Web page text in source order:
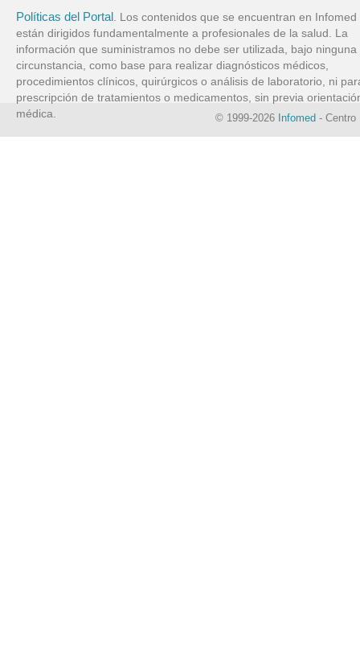
Políticas del Portal. Los contenidos que se encuentran en Infomed
están dirigidos fundamentalmente a profesionales de la salud. La
información que suministramos no debe ser utilizada, bajo ninguna
circunstancia, como base para realizar diagnósticos médicos,
procedimientos clínicos, quirúrgicos o análisis de laboratorio, ni
prescripción de tratamientos o medicamentos, sin previa
médica.
© 1999-2026 Infomed - Centro